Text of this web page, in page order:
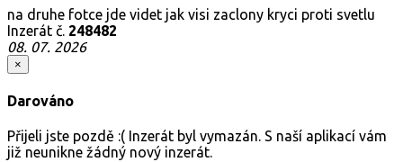
na druhe fotce jde videt jak visi zaclony kryci proti svetlu
Inzerát č. 248482
08. 07. 2026
×
Darováno
Přijeli jste pozdě :( Inzerát byl vymazán. S naší aplikací vám
již neunikne žádný nový inzerát.